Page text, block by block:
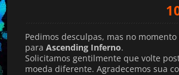
Pedimos desculpas, mas no
para Ascending Inferno.
Solicitamos gentilmente que volte
moeda diferente. Agradecemos sua